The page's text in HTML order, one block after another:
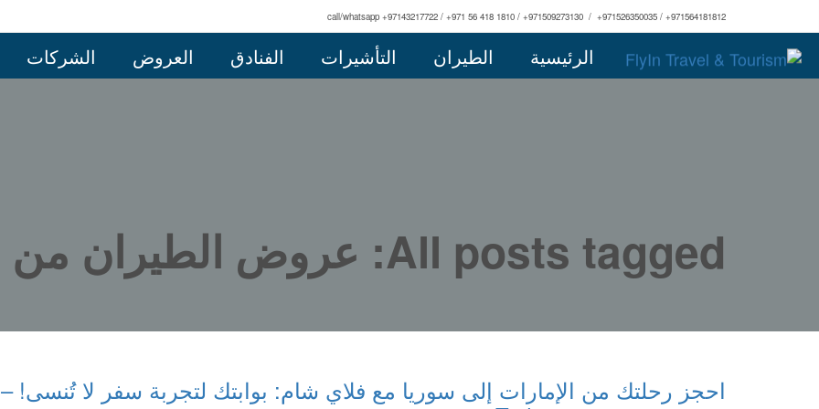
call/whatsapp +97143217722 / +971 56 418 1810 / +971509273130 / +971526350035 / +971564181812
الرئيسية الطيران التأشيرات الفنادق العروض الشركات
All posts tagged: عروض الطيران من دبي إلى دمشق
احجز رحلتك من الإمارات إلى سوريا مع فلاي شام: بوابتك لتجربة سفر لا تُنسى! –